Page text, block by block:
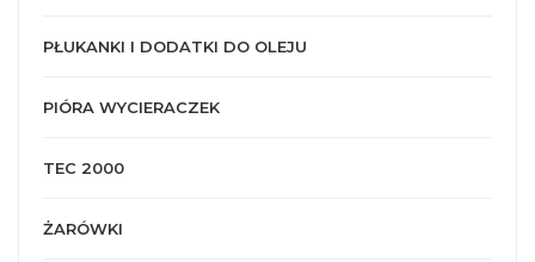
PŁUKANKI I DODATKI DO OLEJU
PIÓRA WYCIERACZEK
TEC 2000
ŻARÓWKI